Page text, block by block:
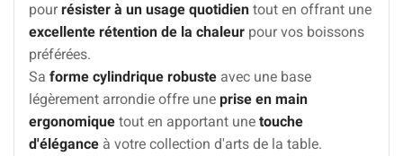
pourrésister à un usage quotidien tout en offrant une
excellente rétention de la chaleur pour vos boissons
préférées.
Sa forme cylindrique robuste avec une base
légèrement arrondie offre une prise en main
ergonomique tout en apportant une touche
d'élégance à votre collection d'arts de la table.